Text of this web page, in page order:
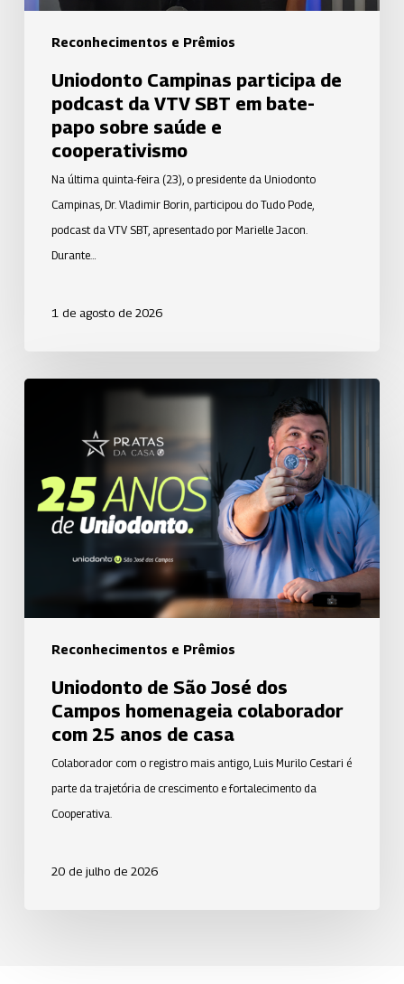
Reconhecimentos e Prêmios
bate-
papo
saúde
cooperativismo
Uniodonto Campinas participa de
podcast da VTV SBT em bate-
papo sobre saúde e
cooperativismo
Na última quinta-feira (23), o presidente da Uniodonto
Campinas, Dr. Vladimir Borin, participou do Tudo Pode,
podcast da VTV SBT, apresentado por Marielle Jacon.
Durante…
1 de agosto de 2026
Reconhecimentos e Prêmios
dos
Campos
colaborador
25
anos
casaUniodonto de São José dos
Campos homenageia colaborador
com 25 anos de casa
Colaborador com o registro mais antigo, Luis Murilo Cestari é
parte da trajetória de crescimento e fortalecimento da
Cooperativa.
20 de julho de 2026